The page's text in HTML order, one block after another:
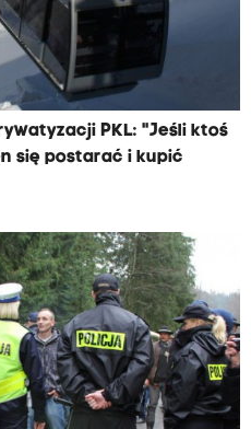
PKL: "Jeśli ktoś
się postarać i kupić